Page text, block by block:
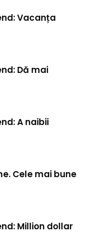
Vacanța
Dă mai
A naibii
Cele mai bune
Million dollar